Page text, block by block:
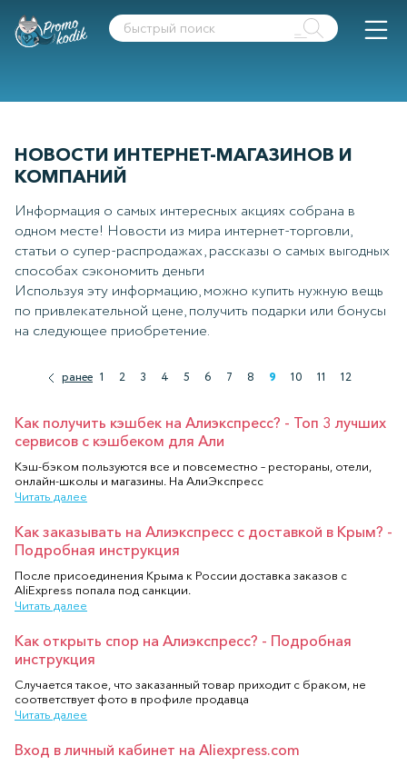
НОВОСТИ ИНТЕРНЕТ-МАГАЗИНОВ И
КОМПАНИЙ
Информация о самых интересных акциях собрана в
одном месте! Новости из мира интернет-торговли,
статьи о супер-распродажах, рассказы о самых выгодных
способах сэкономить деньги
Используя эту информацию, можно купить нужную вещь
по привлекательной цене, получить подарки или бонусы
на следующее приобретение.
ранее 1 2 3 4 5 6 7 8 9 10 11 12
Как получить кэшбек на Алиэкспресс? - Топ 3 лучших
сервисов с кэшбеком для Али
Кэш-бэком пользуются все и повсеместно – рестораны, отели,
онлайн-школы и магазины. На АлиЭкспресс
Читать далее
Как заказывать на Алиэкспресс с доставкой в Крым? -
Подробная инструкция
После присоединения Крыма к России доставка заказов с
AliExpress попала под санкции.
Читать далее
Как открыть спор на Алиэкспресс? - Подробная
инструкция
Случается такое, что заказанный товар приходит с браком, не
соответствует фото в профиле продавца
Читать далее
Вход в личный кабинет на Aliexpress.com